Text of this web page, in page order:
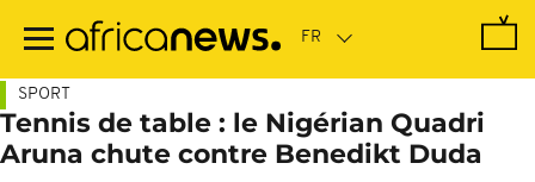
contenu
SPORT
Tennis de table : le Nigérian Quadri
Aruna chute contre Benedikt Duda